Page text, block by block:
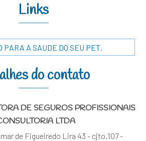
Links
PARA A SAUDE DO SEU PET.
do contato
DE SEGUROS PROFISSIONAIS
LTDA
de Figueiredo Lira 43 - cjto.107 -